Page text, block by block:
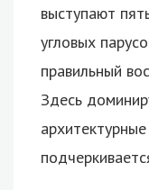
выступают
угловых
правильный
Здесь